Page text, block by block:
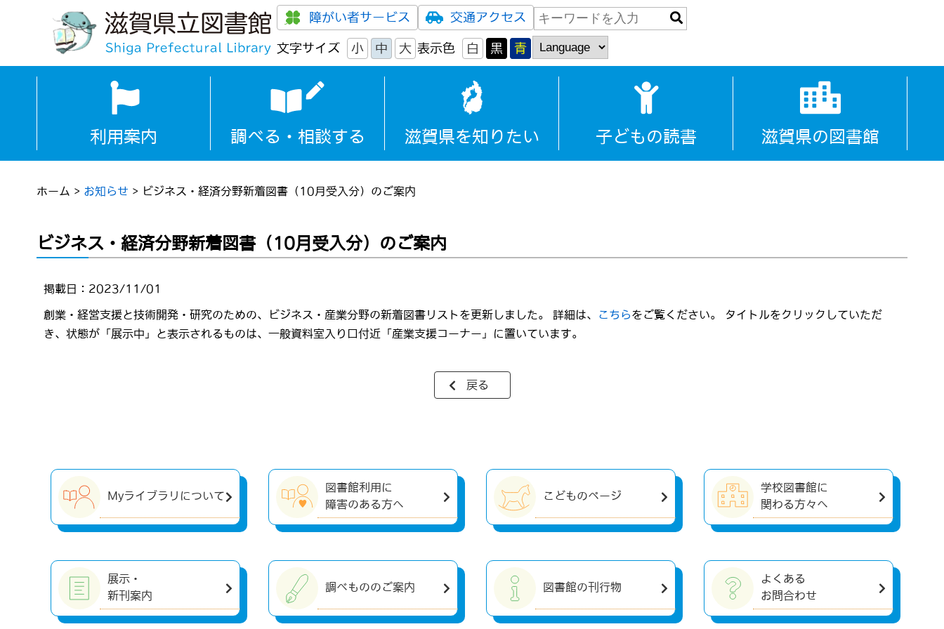
障がい者サービス 交通アクセス
文字サイズ 小 中 大 表示色 白 黒 青
利用案内 調べる・相談する 滋賀県を知りたい 子どもの読書 滋賀県の図書館
ホーム > お知らせ > ビジネス・経済分野新着図書（10月受入分）のご案内
ビジネス・経済分野新着図書（10月受入分）のご案内
掲載日：2023/11/01
創業・経営支援と技術開発・研究のための、ビジネス・産業分野の新着図書リストを更新しました。 詳細は、 こちらをご覧ください。 タイトルをクリックしていただ
き、状態が「展示中」と表示されるものは、一般資料室入り口付近「産業支援コーナー」に置いています。
戻る
Myライブラリについて
図書館利用に
障害のある方へ
こどものページ
学校図書館に
関わる方々へ
展示・
新刊案内
調べもののご案内 図書館の刊行物
よくある
お問合わせ